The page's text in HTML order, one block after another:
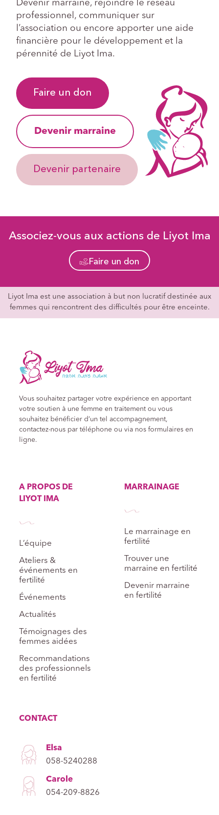
Devenir marraine, rejoindre le réseau
professionnel, communiquer sur
l’association ou encore apporter une aide
financière pour le développement et la
pérennité de Liyot Ima.
Faire un don
Devenir marraine
Devenir partenaire
Associez-vous aux actions de Liyot Ima
Faire un don
Liyot Ima est une association à but non lucratif destinée aux
femmes qui rencontrent des difficultés pour être enceinte.
Vous souhaitez partager votre expérience en apportant
votre soutien à une femme en traitement ou vous
souhaitez bénéficier d’un tel accompagnement,
contactez-nous par téléphone ou via nos formulaires en
ligne.
A PROPOS DE
LIYOT IMA
L’équipe
Ateliers &
événements en
fertilité
Événements
Actualités
Témoignages des
femmes aidées
Recommandations
des professionnels
en fertilité
MARRAINAGE
Le marrainage en
fertilité
Trouver une
marraine en fertilité
Devenir marraine
en fertilité
CONTACT
Elsa
058-5240288
Carole
054-209-8826